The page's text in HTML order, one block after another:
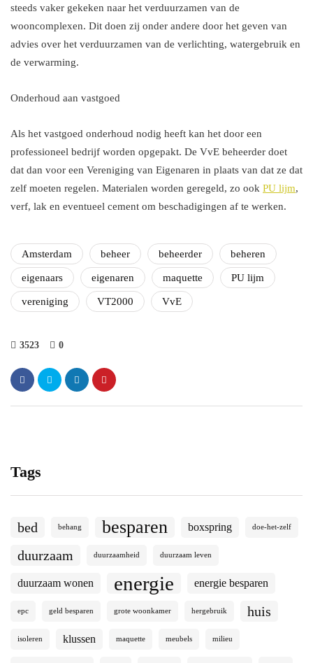
steeds vaker gekeken naar het verduurzamen van de
wooncomplexen. Dit doen zij onder andere door het geven van
advies over het verduurzamen van de verlichting, watergebruik en
de verwarming.
Onderhoud aan vastgoed
Als het vastgoed onderhoud nodig heeft kan het door een
professioneel bedrijf worden opgepakt. De VvE beheerder doet
dat dan voor een Vereniging van Eigenaren in plaats van dat ze dat
zelf moeten regelen. Materialen worden geregeld, zo ook PU lijm,
verf, lak en eventueel cement om beschadigingen af te werken.
Amsterdam beheer beheerder beheren
eigenaars eigenaren maquette PU lijm
vereniging VT2000 VvE
3523 0
Tags
bed behang besparen boxspring doe-het-zelf
duurzaam duurzaamheid duurzaam leven
duurzaam wonen energie energie besparen
epc geld besparen grote woonkamer hergebruik huis
isoleren klussen maquette meubels milieu